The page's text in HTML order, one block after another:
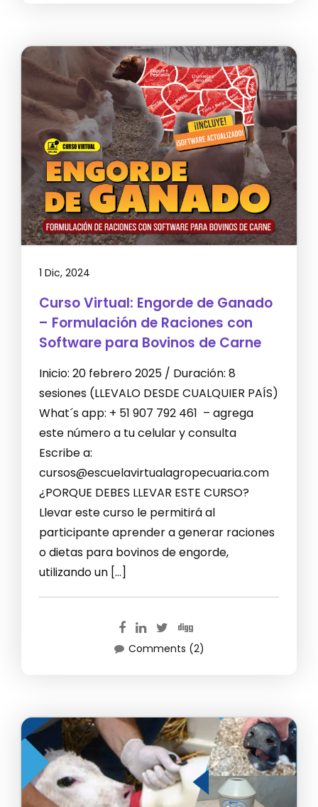
1 Dic, 2024
Curso Virtual: Engorde de Ganado
– Formulación de Raciones con
Software para Bovinos de Carne
Inicio: 20 febrero 2025 / Duración: 8
sesiones (LLEVALO DESDE CUALQUIER PAÍS)
What´s app: + 51 907 792 461 – agrega
este número a tu celular y consulta
Escribe a:
cursos@escuelavirtualagropecuaria.com
¿PORQUE DEBES LLEVAR ESTE CURSO?
Llevar este curso le permitirá al
participante aprender a generar raciones
o dietas para bovinos de engorde,
utilizando un […]
Comments (2)